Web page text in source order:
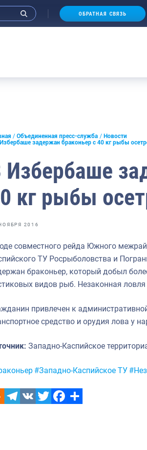
литература
экспедиция
ОБРАТНАЯ СВЯЗЬ
Объединенная пресс-служба
Новости
задержан браконьер с 40 кг рыбы
Избербаше
кг рыбы
2016
совместного рейда Южного
ТУ Росрыболовства и
браконьер, который добыл
видов рыб. Незаконная
привлечен к
средство и орудия лова у
Западно-Каспийское
#Западно-Каспийское ТУ